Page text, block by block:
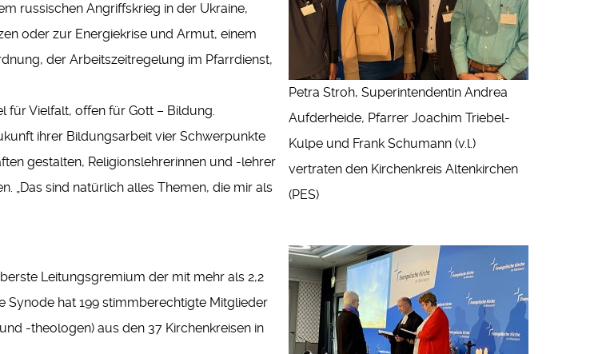
Petra Stroh, Superintendentin Andrea
Aufderheide, Pfarrer Joachim Triebel-
Kulpe und Frank Schumann (v.l.)
vertraten den Kirchenkreis Altenkirchen
(PES)
russischen Angriffskrieg in der Ukraine,
oder zur Energiekrise und Armut, einem
der Arbeitszeitregelung im Pfarrdienst,
für Vielfalt, offen für Gott – Bildung.
ihrer Bildungsarbeit vier Schwerpunkte
gestalten, Religionslehrerinnen und -lehrer
„Das sind natürlich alles Themen, die mir als
Leitungsgremium der mit mehr als 2,2
Synode hat 199 stimmberechtigte Mitglieder
-theologen) aus den 37 Kirchenkreisen in